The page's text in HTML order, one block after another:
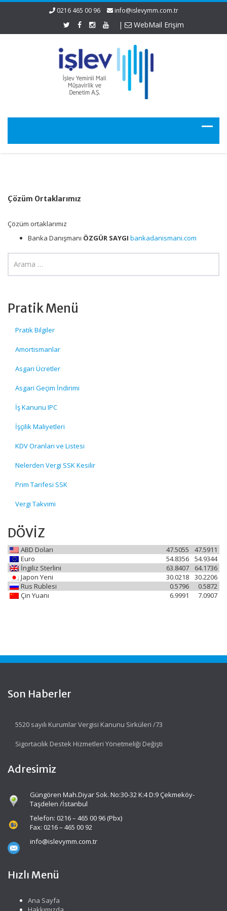
0216 465 00 96 info@islevymm.com.tr
| WebMail Erişim
Çözüm Ortaklarımız
Çözüm ortaklarımız
Banka Danışmanı ÖZGÜR SAYGI bankadanismani.com
Pratik Menü
Pratik Bilgiler
Amortismanlar
Asgari Ücretler
Asgari Geçim İndirimi
İş Kanunu IPC
İşçilik Maliyetleri
KDV Oranları ve Listesi
Nelerden Vergi SSK Kesilir
Prim Tarifesi SSK
Vergi Takvimi
DÖVİZ
ABD Doları 47.5911
47.5055
Euro
54.9344
54.8356
İngiliz Sterlini
64.1736
63.8407
Japon Yeni
30.2206
30.0218
Rus Rublesi
0.5872
0.5796
Çin Yuanı
7.0907
6.9991
Son Haberler
5520 sayılı Kurumlar Vergisi Kanunu Sirküleri /73
Sigortacılık Destek Hizmetleri Yönetmeliği Değişti
Adresimiz
Güngören Mah.Diyar Sok. No:30-32 K:4 D:9 Çekmeköy-
Taşdelen /İstanbul
Telefon: 0216 – 465 00 96 (Pbx)
Fax: 0216 – 465 00 92
info@islevymm.com.tr
Hızlı Menü
Ana Sayfa